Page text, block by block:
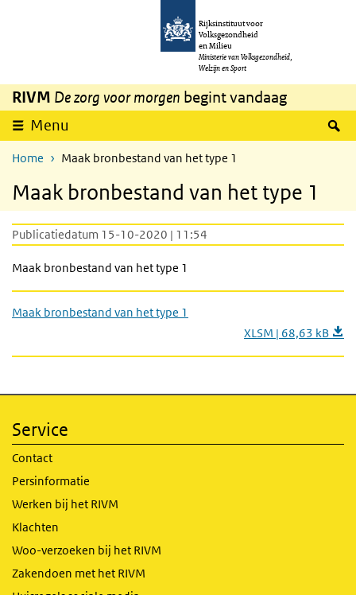
Overslaan en naar de inhoud gaan
Rijksinstituut voor
Volksgezondheid
en Milieu
Ministerie van Volksgezondheid,
Welzijn en Sport
RIVM De zorg voor morgen begint vandaag
Menu
Home Maak bronbestand van het type 1
Maak bronbestand van het type 1
Publicatiedatum 15-10-2020 | 11:54
Maak bronbestand van het type 1
Maak bronbestand van het type 1
XLSM | 68,63 kB
Service
Contact
Persinformatie
Werken bij het RIVM
Klachten
Woo-verzoeken bij het RIVM
Zakendoen met het RIVM